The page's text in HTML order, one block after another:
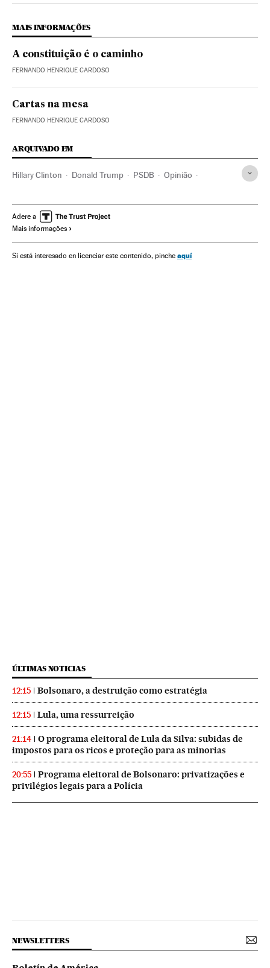
MAIS INFORMAÇÕES
A constituição é o caminho
FERNANDO HENRIQUE CARDOSO
Cartas na mesa
FERNANDO HENRIQUE CARDOSO
ARQUIVADO EM
Hillary Clinton Donald Trump PSDB Opinião
Eleições municipais Eleições Brasil
Partidos políticos
Adere a
Mais informações
Si está interesado en licenciar este contenido, pinche aquí
ÚLTIMAS NOTICIAS
12:15 Bolsonaro, a destruição como estratégia
12:15 Lula, uma ressurreição
21:14
O programa eleitoral de Lula da Silva: subidas de
impostos para os ricos e proteção para as minorias
20:55
Programa eleitoral de Bolsonaro: privatizações e
privilégios legais para a Polícia
NEWSLETTERS